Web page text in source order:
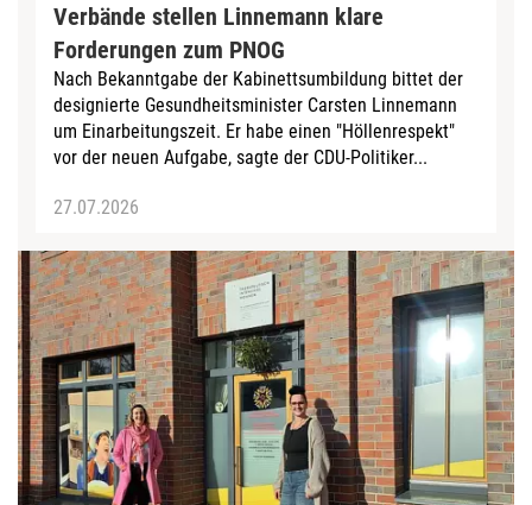
Verbände stellen Linnemann klare
Forderungen zum PNOG
Nach Bekanntgabe der Kabinettsumbildung bittet der
designierte Gesundheitsminister Carsten Linnemann
um Einarbeitungszeit. Er habe einen "Höllenrespekt"
vor der neuen Aufgabe, sagte der CDU-Politiker...
27.07.2026